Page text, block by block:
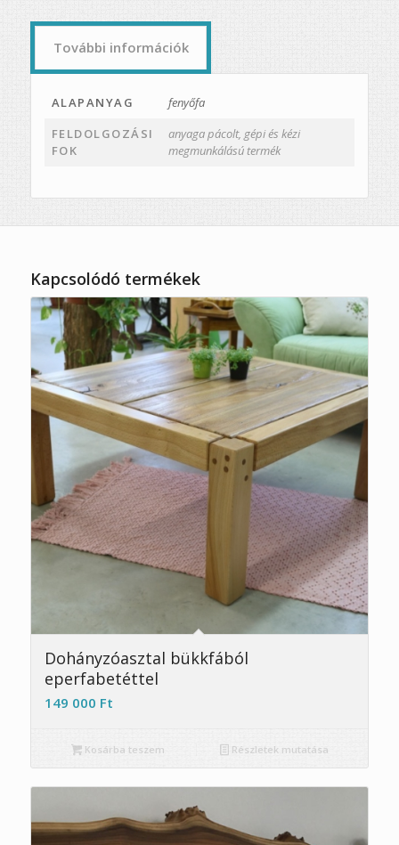
További információk
ALAPANYAG
fenyőfa
FELDOLGOZÁSI
FOK
anyaga pácolt, gépi és kézi
megmunkálású termék
Kapcsolódó termékek
Dohányzóasztal bükkfából
eperfabetéttel
149 000 Ft
Kosárba teszem Részletek mutatása